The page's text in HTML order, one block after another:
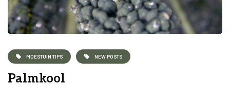
MOESTUIN TIPS NEW POSTS
Palmkool